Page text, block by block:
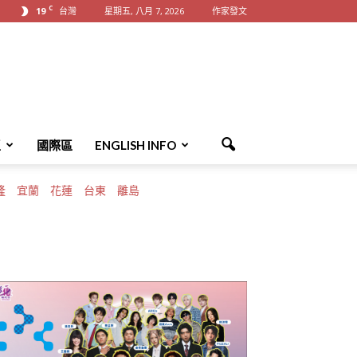
19 C 台灣 星期五, 八月 7, 2026 作家發文
國際區 ENGLISH INFO
宜蘭 花蓮 台東 離島